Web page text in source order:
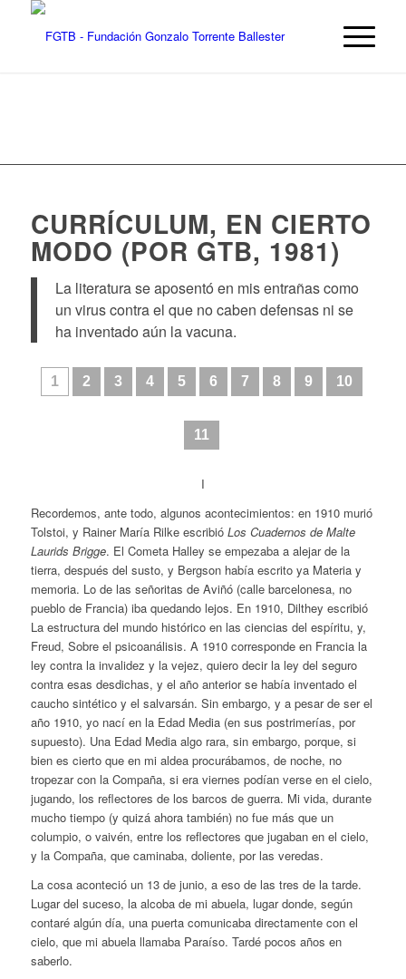
CURRÍCULUM, EN CIERTO
MODO (POR GTB, 1981)
La literatura se aposentó en mis entrañas como
un virus contra el que no caben defensas ni se
ha inventado aún la vacuna.
1 2 3 4 5 6 7 8 9 10
11
I
Recordemos, ante todo, algunos acontecimientos: en 1910 murió
Tolstoi, y Rainer María Rilke escribió Los Cuadernos de Malte
Laurids Brigge. El Cometa Halley se empezaba a alejar de la
tierra, después del susto, y Bergson había escrito ya Materia y
memoria. Lo de las señoritas de Aviñó (calle barcelonesa, no
pueblo de Francia) iba quedando lejos. En 1910, Dilthey escribió
La estructura del mundo histórico en las ciencias del espíritu, y,
Freud, Sobre el psicoanálisis. A 1910 corresponde en Francia la
ley contra la invalidez y la vejez, quiero decir la ley del seguro
contra esas desdichas, y el año anterior se había inventado el
caucho sintético y el salvarsán. Sin embargo, y a pesar de ser el
año 1910, yo nací en la Edad Media (en sus postrimerías, por
supuesto). Una Edad Media algo rara, sin embargo, porque, si
bien es cierto que en mi aldea procurábamos, de noche, no
tropezar con la Compaña, si era viernes podían verse en el cielo,
jugando, los reflectores de los barcos de guerra. Mi vida, durante
mucho tiempo (y quizá ahora también) no fue más que un
columpio, o vaivén, entre los reflectores que jugaban en el cielo,
y la Compaña, que caminaba, doliente, por las veredas.
La cosa aconteció un 13 de junio, a eso de las tres de la tarde.
Lugar del suceso, la alcoba de mi abuela, lugar donde, según
contaré algún día, una puerta comunicaba directamente con el
cielo, que mi abuela llamaba Paraíso. Tardé pocos años en
saberlo.